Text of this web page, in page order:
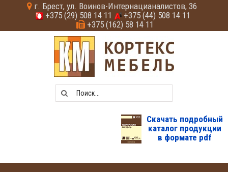
г. Брест, ул. Воинов-Интернацианалистов, 36
+375 (29) 508 14 11
+375 (44) 508 14 11
+375 (162) 58 14 11
Скачать подробный
каталог продукции
в формате pdf